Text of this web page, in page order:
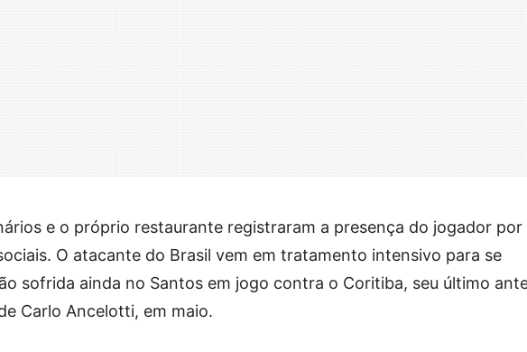
e o próprio restaurante registraram a presença do jogador por
O atacante do Brasil vem em tratamento intensivo para se
sofrida ainda no Santos em jogo contra o Coritiba, seu último
Carlo Ancelotti, em maio.